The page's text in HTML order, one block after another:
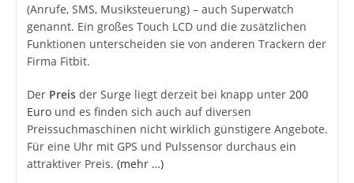
(Anrufe, SMS, Musiksteuerung) – auch Superwatch
genannt. Ein großes Touch LCD und die zusätzlichen
Funktionen unterscheiden sie von anderen Trackern der
Firma Fitbit.
Der Preisder Surge liegt derzeit bei knapp unter 200
Euround es finden sich auch auf diversen
Preissuchmaschinen nicht wirklich günstigere Angebote.
Für eine Uhr mit GPS und Pulssensor durchaus ein
attraktiver Preis. (mehr …)